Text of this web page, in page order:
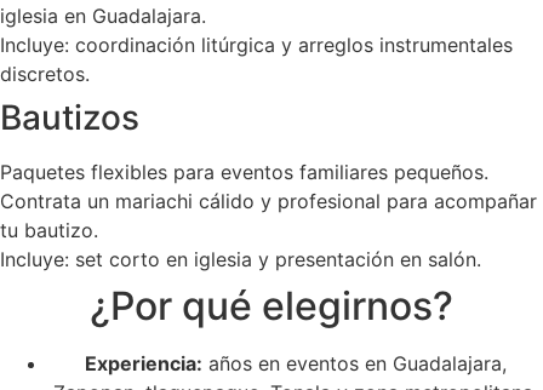
iglesia en Guadalajara.
Incluye: coordinación litúrgica y arreglos instrumentales
discretos.
Bautizos
Paquetes flexibles para eventos familiares pequeños.
Contrata un mariachi cálido y profesional para acompañar
tu bautizo.
Incluye: set corto en iglesia y presentación en salón.
¿Por qué elegirnos?
Experiencia: años en eventos en Guadalajara,